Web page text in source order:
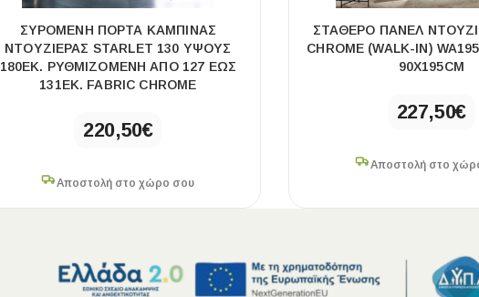
ΣΥΡΌΜΕΝΗ ΠΌΡΤΑ ΚΑΜΠΊΝΑΣ
ΝΤΟΥΖΙΈΡΑΣ STARLET 130 ΎΨΟΥΣ
180ΕΚ. ΡΥΘΜΙΖΌΜΕΝΗ ΑΠΌ 127 ΈΩΣ
131ΕΚ. FABRIC CHROME
220,50€
Αποστολή στο χώρο σου
ΣΤΑΘΕΡΌ ΠΆΝΕΛ
CHROME (WALK-IN)
90Χ195CM
227,50€
Αποστολή στο